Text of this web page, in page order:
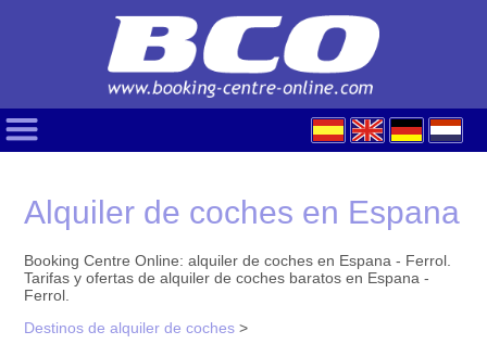
Alquiler de coches en Espana
Booking Centre Online: alquiler de coches en Espana - Ferrol.
Tarifas y ofertas de alquiler de coches baratos en Espana -
Ferrol.
Destinos de alquiler de coches >